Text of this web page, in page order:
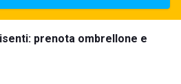
prenota ombrellone e